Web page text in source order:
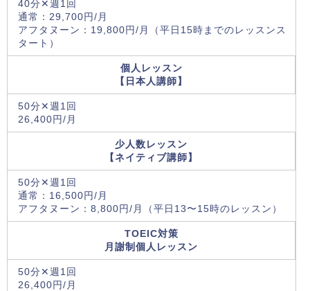
40分✕週1回
通常：29,700円/月
アフタヌーン：19,800円/月（平日15時までのレッスンス
タート）
個人レッスン
【日本人講師】
50分✕週1回
26,400円/月
少人数レッスン
【ネイティブ講師】
50分✕週1回
通常：16,500円/月
アフタヌーン：8,800円/月（平日13〜15時のレッスン）
TOEIC対策
月謝制個人レッスン
50分✕週1回
26,400円/月